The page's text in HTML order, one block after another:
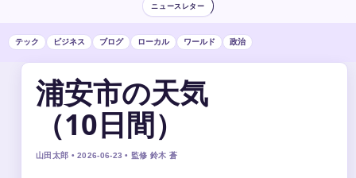
ニュースレター
テック ビジネス ブログ ローカル ワールド 政治
浦安市の天気
（10日間）
山田太郎 • 2026-06-23 • 監修 鈴木 蒼